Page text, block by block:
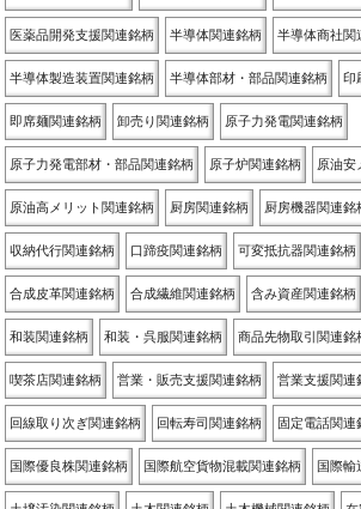
医薬品開発支援関連銘柄 半導体関連銘柄 半導体商社関
半導体製造装置関連銘柄 半導体部材・部品関連銘柄 印
即席麺関連銘柄 卸売り関連銘柄 原子力発電関連銘柄
原子力発電部材・部品関連銘柄 原子炉関連銘柄 原油安
原油高メリット関連銘柄 厨房関連銘柄 厨房機器関連銘
収納代行関連銘柄 口蹄疫関連銘柄 可変抵抗器関連銘柄
合成皮革関連銘柄 合成繊維関連銘柄 含み資産関連銘柄
和装関連銘柄 和装・呉服関連銘柄 商品先物取引関連銘
喫茶店関連銘柄 営業・販売支援関連銘柄 営業支援関連
回線取り次ぎ関連銘柄 回転寿司関連銘柄 固定電話関連
国際優良株関連銘柄 国際航空貨物混載関連銘柄 国際輸